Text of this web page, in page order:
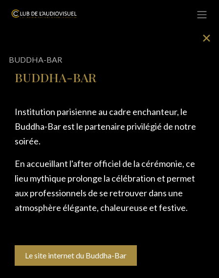
✕
BUDDHA-BAR
BUDDHA-BAR
Institution parisienne au cadre enchanteur, le
Buddha-Bar est le partenaire privilégié de notre
soirée.
En accueillant l'after officiel de la cérémonie, ce
lieu mythique prolonge la célébration et permet
aux professionnels de se retrouver dans une
atmosphère élégante, chaleureuse et festive.
Le site internet du Buddha-Bar